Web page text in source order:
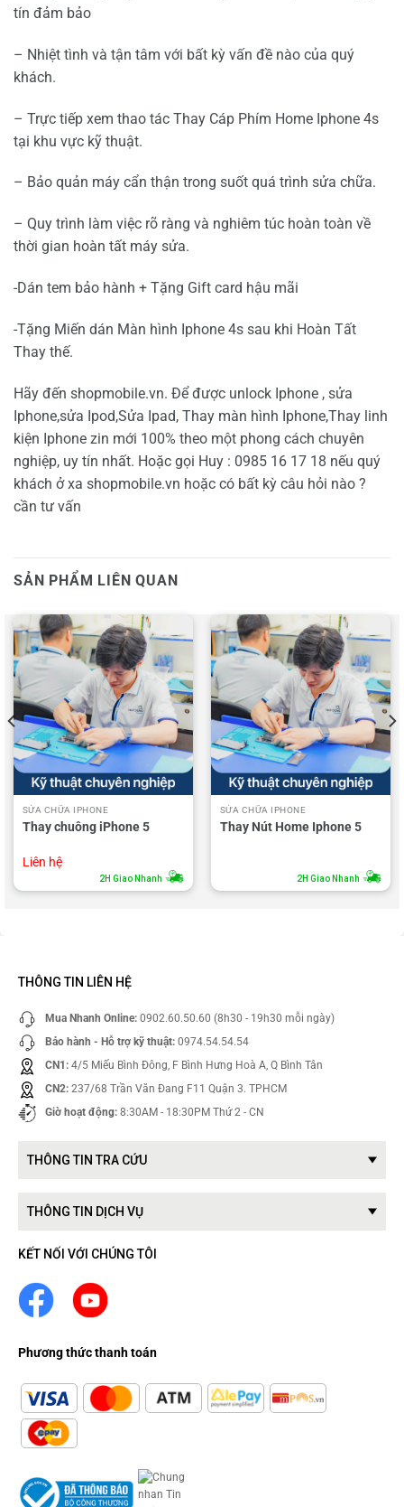
tín đảm bảo
– Nhiệt tình và tận tâm với bất kỳ vấn đề nào của quý
khách.
– Trực tiếp xem thao tác Thay Cáp Phím Home Iphone 4s
tại khu vực kỹ thuật.
– Bảo quản máy cẩn thận trong suốt quá trình sửa chữa.
– Quy trình làm việc rõ ràng và nghiêm túc hoàn toàn về
thời gian hoàn tất máy sửa.
-Dán tem bảo hành + Tặng Gift card hậu mãi
-Tặng Miến dán Màn hình Iphone 4s sau khi Hoàn Tất
Thay thế.
Hãy đến shopmobile.vn. Để được unlock Iphone , sửa
Iphone,sửa Ipod,Sửa Ipad, Thay màn hình Iphone,Thay linh
kiện Iphone zin mới 100% theo một phong cách chuyên
nghiệp, uy tín nhất. Hoặc gọi Huy : 0985 16 17 18 nếu quý
khách ở xa shopmobile.vn hoặc có bất kỳ câu hỏi nào ?
cần tư vấn
SẢN PHẨM LIÊN QUAN
SỬA CHỮA IPHONE
Thay chuông iPhone 5
Liên hệ
2H Giao Nhanh
SỬA CHỮA IPHONE
Thay Nút Home Iphone 5
2H Giao Nhanh
THÔNG TIN LIÊN HỆ
Mua Nhanh Online: 0902.60.50.60 (8h30 - 19h30 mỗi ngày)
Bảo hành - Hỗ trợ kỹ thuật: 0974.54.54.54
CN1: 4/5 Miếu Bình Đông, F Bình Hưng Hoà A, Q Bình Tân
CN2: 237/68 Trần Văn Đang F11 Quận 3. TPHCM
Giờ hoạt động: 8:30AM - 18:30PM Thứ 2 - CN
THÔNG TIN TRA CỨU
THÔNG TIN DỊCH VỤ
KẾT NỐI VỚI CHÚNG TÔI
Phương thức thanh toán